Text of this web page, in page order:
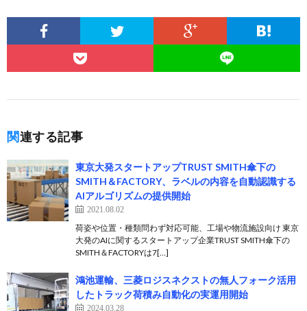
関連する記事
東京大発スタートアップTRUST SMITH傘下の
SMITH＆FACTORY、ラベルの内容を自動認識する
AIアルゴリズムの提供開始
2021.08.02
荷姿や位置・種類問わず対応可能、工場や物流施設向け 東京
大発のAIに関するスタートアップ企業TRUST SMITH傘下の
SMITH＆FACTORYは7[…]
鴻池運輸、三菱ロジスネクストの無人フォーク活用
したトラック荷積み自動化の実運用開始
2024.03.28